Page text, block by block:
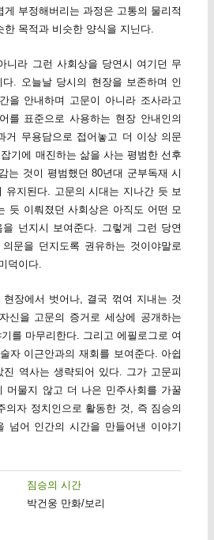
부정해버리는 과정은 고통의 물리적
목적과 비슷한 양식을 지닌다.
니라 그런 사회상을 당연시 여기던 무
다. 오늘날 당시의 현장을 보존하며 인
을 안내하며 고문이 아니라 조사라고
를 표준으로 사용하는 현장 안내인의
거 무용담으로 접어놓고 더 이상 의문
기에 매진하는 삶을 사는 평범한 선후
는 것이 평범했던 80년대 군부독재 시
유지된다. 고문의 시대는 지나간 듯 보
듯 이뤄졌던 사회상은 아직도 어떤 모
을 넌지시 보여준다. 그렇게 그런 당연
문을 던지도록 권유하는 것이야말로
덕이다.
장에서 벗어나, 결국 꺾여 지내는 것
신을 고문의 증거로 세상에 공개하는
를 마무리한다. 그리고 에필로그로 여
자 이근안과의 재회를 보여준다. 아쉽
역사는 생략되어 있다. 그가 고문피
머물지 않고 더 나은 민주사회를 가꿀
의자 정치인으로 활동한 것, 즉 짐승의
넘어 인간의 시간을 만들어낸 이야기
짐승의 시간
박건웅 만화/보리